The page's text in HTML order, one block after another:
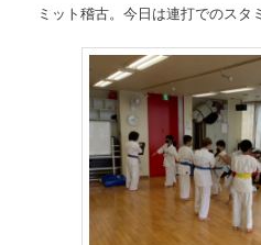
ミット稽古。今日は連打でのスタ